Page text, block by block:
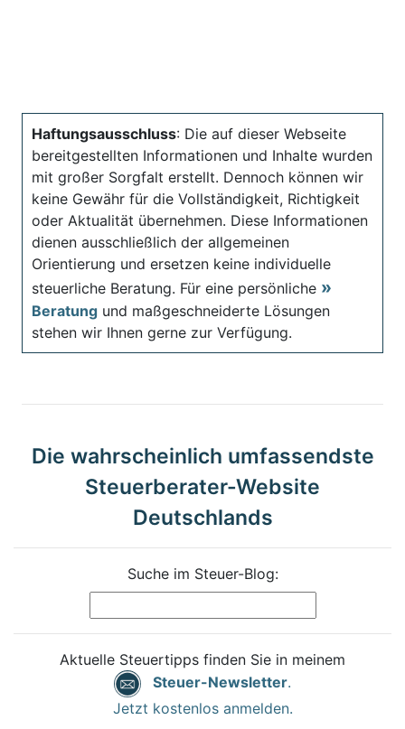
Haftungsausschluss: Die auf dieser Webseite
bereitgestellten Informationen und Inhalte wurden
mit großer Sorgfalt erstellt. Dennoch können wir
keine Gewähr für die Vollständigkeit, Richtigkeit
oder Aktualität übernehmen. Diese Informationen
dienen ausschließlich der allgemeinen
Orientierung und ersetzen keine individuelle
steuerliche Beratung. Für eine persönliche
Beratung und maßgeschneiderte Lösungen
stehen wir Ihnen gerne zur Verfügung.
Die wahrscheinlich umfassendste
Steuerberater-Website
Deutschlands
Suche im Steuer-Blog:
Aktuelle Steuertipps finden Sie in meinem
Steuer-Newsletter.
Jetzt kostenlos anmelden.